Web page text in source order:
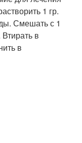
1 гр.
Смешать с 1
в
в